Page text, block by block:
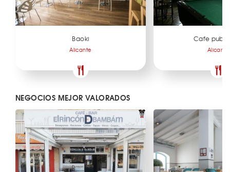
Baoki
Alicante
Cafe pub
Alicante
NEGOCIOS MEJOR VALORADOS